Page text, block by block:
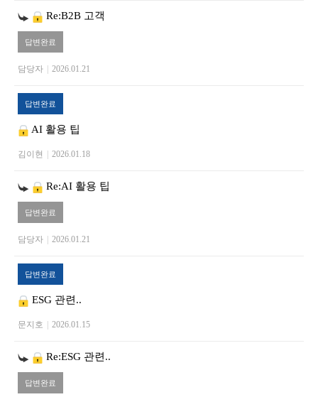
Re:B2B 고객
답변완료
담당자 2026.01.21
답변완료
AI 활용 팁
김이현 2026.01.18
Re:AI 활용 팁
답변완료
담당자 2026.01.21
답변완료
ESG 관련..
문지호 2026.01.15
Re:ESG 관련..
답변완료